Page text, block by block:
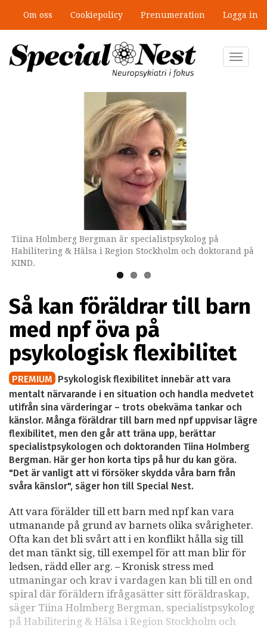
huvudinnehåll
Om oss Cookiepolicy Prenumeration Logga in
Toggle
Tiina Holmberg Bergman är specialistpsykolog på
Habilitering & Hälsa i Region Stockholm och doktorand på
KIND.
Genrebild. Personerna på bilden har ingen koppling till
innehållet i texten.
Sex färdigheter ingår i begreppet psykologisk flexibilitet i
föräldraskap. Illustration: Habilitering & Hälsa, Navigator
ACT.
Så kan föräldrar till barn
med npf öva på
psykologisk flexibilitet
PREMIUM Psykologisk flexibilitet innebär att vara
mentalt närvarande i en situation och handla medvetet
utifrån sina värderingar – trots obekväma tankar och
känslor. Många föräldrar till barn med npf uppvisar lägre
flexibilitet, men den går att träna upp, berättar
specialistpsykologen och doktoranden Tiina Holmberg
Bergman. Här ger hon korta tips på hur du kan göra.
"Det är vanligt att vi försöker skydda våra barn från
svåra känslor", säger hon till Special Nest.
Att vara förälder till ett barn med npf kan vara
utmanande på grund av barnets olika svårigheter.
Ofta kan det bli svårt att i en konflikt hålla sig till
det man tänkt sig, till exempel för att man blir för
ledsen, rädd eller arg. – Kronisk stress med
utmaningar och krav i vardagen kan bli till en ond
spiral där föräldern ifrågasätter sitt föräldraskap,
säger Tiina Holmberg Bergman, specialistpsykolog
på Habilitering & Hälsa i Region Stockholm och